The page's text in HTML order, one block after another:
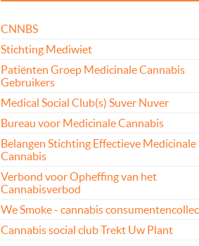
CNNBS
Stichting Mediwiet
Patiënten Groep Medicinale Cannabis
Gebruikers
Medical Social Club(s) Suver Nuver
Bureau voor Medicinale Cannabis
Belangen Stichting Effectieve Medicinale
Cannabis
Verbond voor Opheffing van het
Cannabisverbod
We Smoke - cannabis
Cannabis social club Trekt Uw Plant